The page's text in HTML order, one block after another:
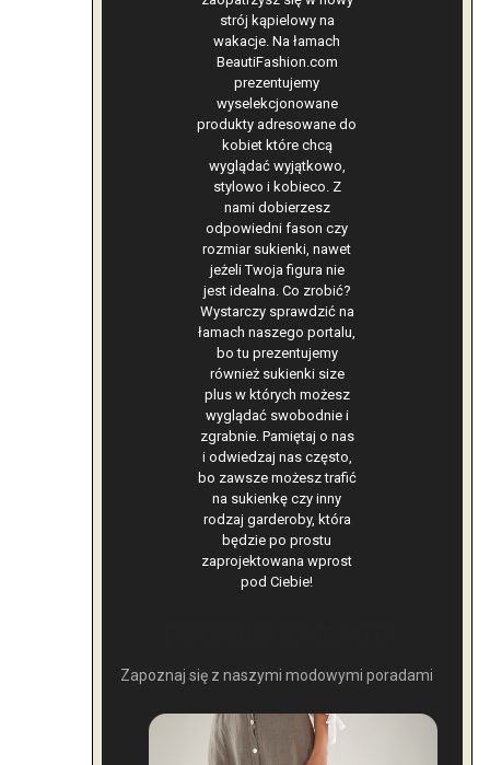
strój kąpielowy na
wakacje. Na łamach
BeautiFashion.com
prezentujemy
wyselekcjonowane
produkty adresowane do
kobiet które chcą
wyglądać wyjątkowo,
stylowo i kobieco. Z
nami dobierzesz
odpowiedni fason czy
rozmiar sukienki, nawet
jeżeli Twoja figura nie
jest idealna. Co zrobić?
Wystarczy sprawdzić na
łamach naszego portalu,
bo tu prezentujemy
również sukienki size
plus w których możesz
wyglądać swobodnie i
zgrabnie. Pamiętaj o nas
i odwiedzaj nas często,
bo zawsze możesz trafić
na sukienkę czy inny
rodzaj garderoby, która
będzie po prostu
zaprojektowana wprost
pod Ciebie!
Zapoznaj się z naszymi modowymi poradami